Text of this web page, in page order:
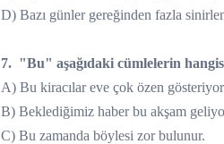
D) Bazı günler gereğinden fazla
7. "Bu" aşağıdaki cümlelerin
A) Bu kiracılar eve çok özen
B) Beklediğimiz haber bu akşam
C) Bu zamanda böylesi zor bulunur.